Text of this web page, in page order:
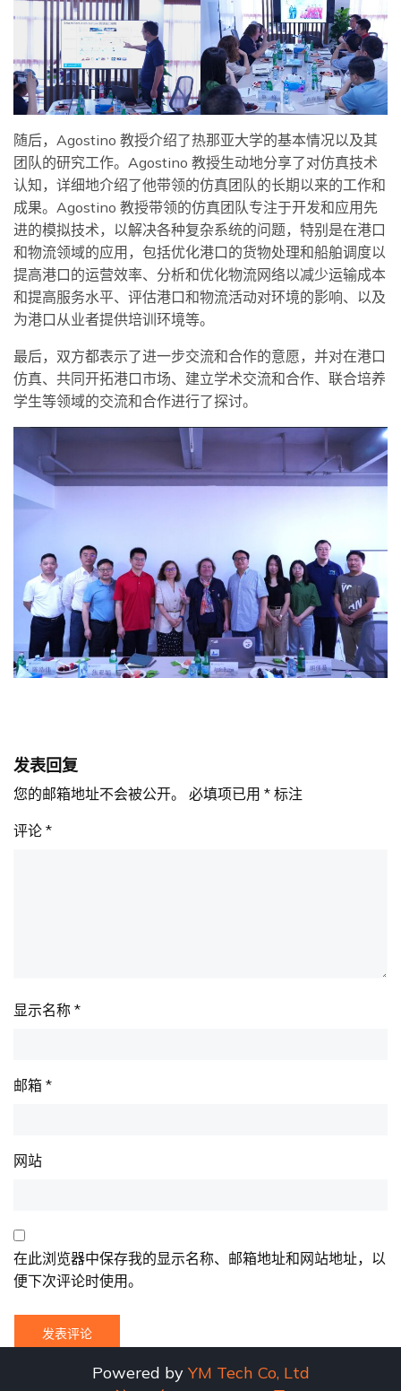
随后，Agostino 教授介绍了热那亚大学的基本情况以及其
团队的研究工作。Agostino 教授生动地分享了对仿真技术
认知，详细地介绍了他带领的仿真团队的长期以来的工作和
成果。Agostino 教授带领的仿真团队专注于开发和应用先
进的模拟技术，以解决各种复杂系统的问题，特别是在港口
和物流领域的应用，包括优化港口的货物处理和船舶调度以
提高港口的运营效率、分析和优化物流网络以减少运输成本
和提高服务水平、评估港口和物流活动对环境的影响、以及
为港口从业者提供培训环境等。
最后，双方都表示了进一步交流和合作的意愿，并对在港口
仿真、共同开拓港口市场、建立学术交流和合作、联合培养
学生等领域的交流和合作进行了探讨。
发表回复
您的邮箱地址不会被公开。 必填项已用 * 标注
评论 *
显示名称 *
邮箱 *
网站
在此浏览器中保存我的显示名称、邮箱地址和网站地址，以
便下次评论时使用。
Powered by YM Tech Co, Ltd